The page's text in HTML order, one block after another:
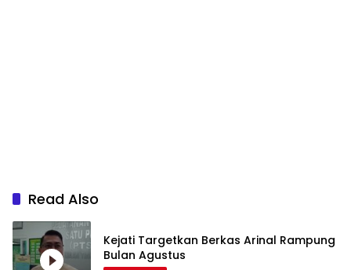
Read Also
Kejati Targetkan Berkas Arinal Rampung
Bulan Agustus